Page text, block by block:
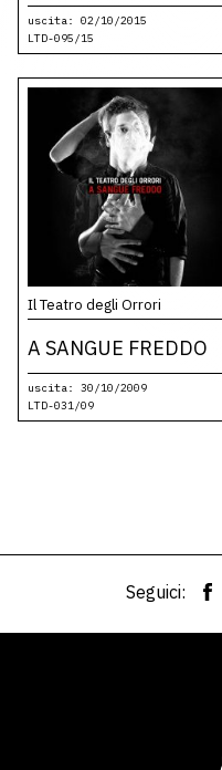
uscita: 02/10/2015
LTD-095/15
Il Teatro degli Orrori
A SANGUE FREDDO
uscita: 30/10/2009
LTD-031/09
Seguici: